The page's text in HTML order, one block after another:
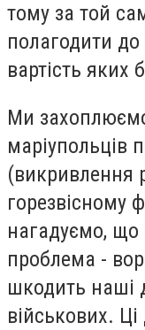
тому за той
полагодити до
вартість яких
Ми
маріупольців
(викривлення
горезвісному
нагадуємо, що
проблема -
шкодить наші
військових.